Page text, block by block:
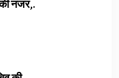
नजर,.